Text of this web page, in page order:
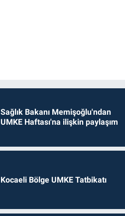
Sağlık Bakanı Memişoğlu'ndan
UMKE Haftası'na ilişkin paylaşım
Kocaeli Bölge UMKE Tatbikatı